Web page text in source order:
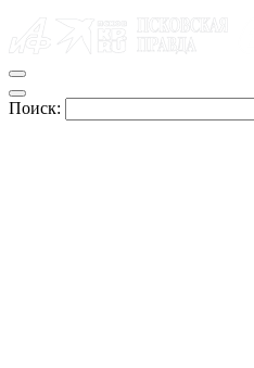
Поиск: